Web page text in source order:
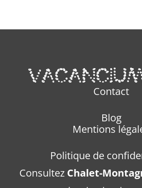
Contact
Blog
Mentions
Politique de
Consultez Chalet-